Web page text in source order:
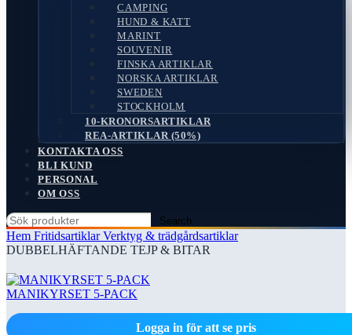
CAMPING
HUND & KATT
MARINT
SOUVENIR
FINSKA ARTIKLAR
NORSKA ARTIKLAR
SWEDEN
STOCKHOLM
10-KRONORSARTIKLAR
REA-ARTIKLAR (50%)
KONTAKTA OSS
BLI KUND
PERSONAL
OM OSS
Search
Hem FritidsartiklarVerktyg & trädgårdsartiklar
DUBBELHÄFTANDE TEJP & BITAR
MANIKYRSET 5-PACK
Logga in för att se pris